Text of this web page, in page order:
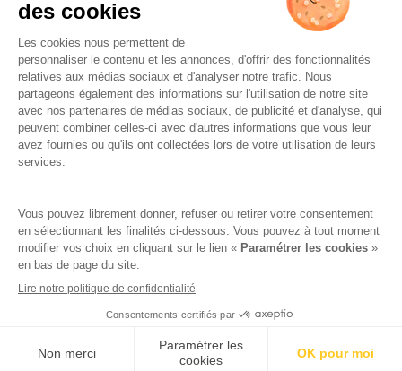
MODÉRATION.
Famille Lafage
RGPD – Politique de confidentialité
Réalisation par AttrapTemps